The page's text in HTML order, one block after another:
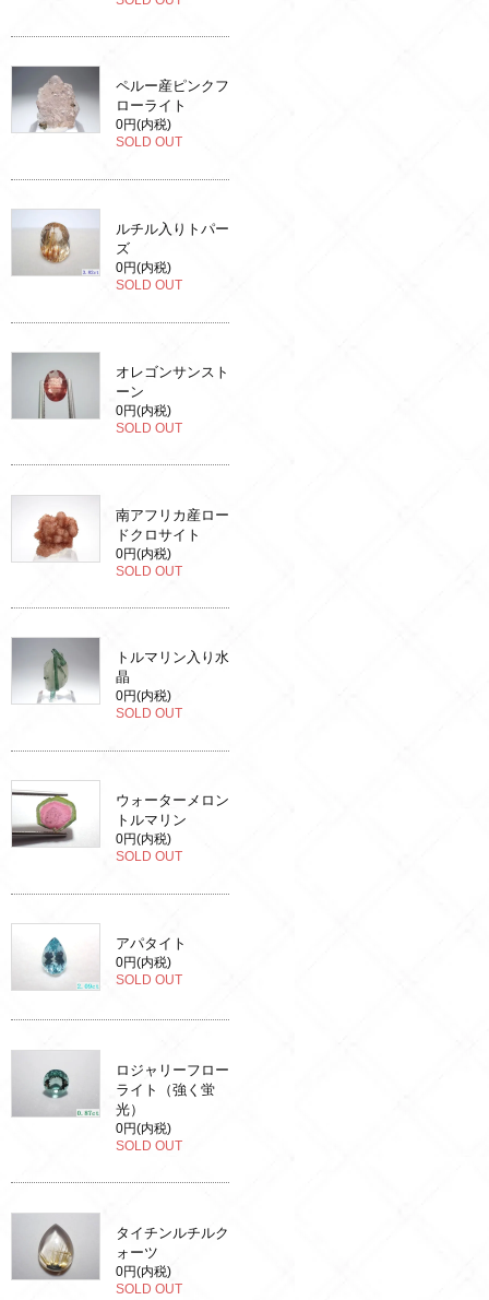
ペルー産ピンクフ
ローライト
0円(内税)
SOLD OUT
ルチル入りトパー
ズ
0円(内税)
SOLD OUT
オレゴンサンスト
ーン
0円(内税)
SOLD OUT
南アフリカ産ロー
ドクロサイト
0円(内税)
SOLD OUT
トルマリン入り水
晶
0円(内税)
SOLD OUT
ウォーターメロン
トルマリン
0円(内税)
SOLD OUT
アパタイト
0円(内税)
SOLD OUT
ロジャリーフロー
ライト（強く蛍
光）
0円(内税)
SOLD OUT
タイチンルチルク
ォーツ
0円(内税)
SOLD OUT